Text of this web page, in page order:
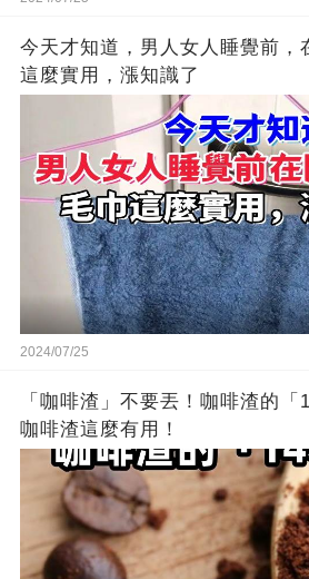
今天才知道，男人女人睡覺前，
這麼實用，漲知識了
2024/07/25
「咖啡渣」不要丟！咖啡渣的
咖啡渣這麼有用！